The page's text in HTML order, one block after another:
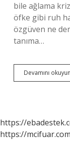
bile ağlama
öfke gibi ruh
özgüven ne
tanıma…
Devamını okuyun
https://
https://